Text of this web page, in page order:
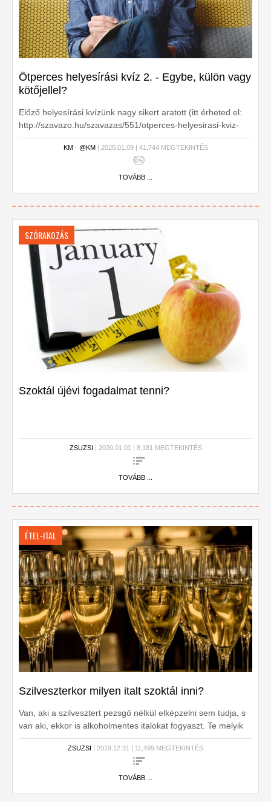
Ötperces helyesírási kvíz 2. - Egybe, külön vagy
kötőjellel?
Előző helyesírási kvízünk nagy sikert aratott (itt érheted el:
http://szavazo.hu/szavazas/551/otperces-helyesirasi-kviz-
teszteld-hogy-buszke-lenne-e-rad-a-magyartanarod), ezért
most itt az újabb kör. Ezúttal az egybeírás-különírás
témaköréből készítettünk feladatokat.
KM- @KM| 2020.01.09 | 41,744 MEGTEKINTÉS
TOVÁBB ...
SZÓRAKOZÁS
Szoktál újévi fogadalmat tenni?
ZSUZSI | 2020.01.01 | 8,181 MEGTEKINTÉS
TOVÁBB ...
ÉTEL-ITAL
Szilveszterkor milyen italt szoktál inni?
Van, aki a szilvesztert pezsgő nélkül elképzelni sem tudja, s
van aki, ekkor is alkoholmentes italokat fogyaszt. Te melyik
tábort erősíted?
ZSUZSI | 2019.12.31 | 11,499 MEGTEKINTÉS
TOVÁBB ...